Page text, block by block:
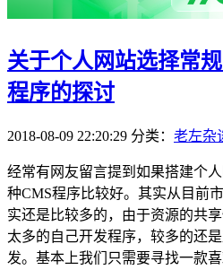
关于个人网站选择常
程序的探讨
2018-08-09 22:20:29 分类： 老左杂
经常有网友留言提到如果搭建个
种CMS程序比较好。其实从目前
实还是比较多的，由于资源的共
太多的自己开发程序，较多的还
发。基本上我们只需要寻找一款